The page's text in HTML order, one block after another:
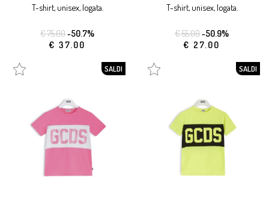
t-shirt, unisex, logata.
€ 75.00-50.7%
€ 37.00
t-shirt, unisex, logata.
€ 55.00-50.9%
€ 27.00
SALDI SALDI